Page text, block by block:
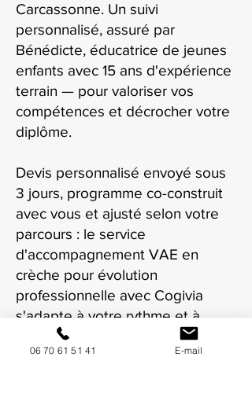
Carcassonne. Un suivi
personnalisé, assuré par
Bénédicte, éducatrice de jeunes
enfants avec 15 ans d'expérience
terrain — pour valoriser vos
compétences et décrocher votre
diplôme.
Devis personnalisé envoyé sous
3 jours, programme co-construit
avec vous et ajusté selon votre
parcours : le service
d'accompagnement VAE en
crèche pour évolution
professionnelle avec Cogivia
s'adapte à votre rythme et à
votre situation à Carcassonne.
06 70 61 51 41 E-mail